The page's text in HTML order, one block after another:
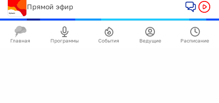
Прямой эфир
Главная Программы События Ведущие Расписание